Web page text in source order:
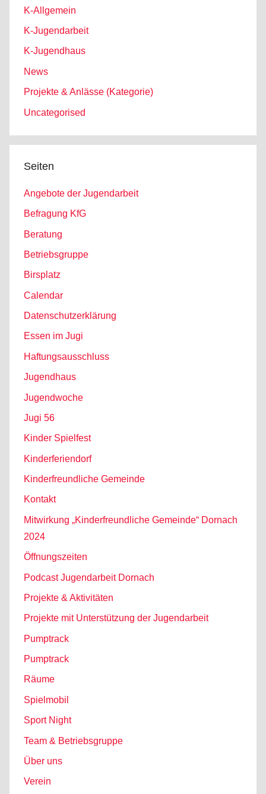
K-Allgemein
K-Jugendarbeit
K-Jugendhaus
News
Projekte & Anlässe (Kategorie)
Uncategorised
Seiten
Angebote der Jugendarbeit
Befragung KfG
Beratung
Betriebsgruppe
Birsplatz
Calendar
Datenschutzerklärung
Essen im Jugi
Haftungsausschluss
Jugendhaus
Jugendwoche
Jugi 56
Kinder Spielfest
Kinderferiendorf
Kinderfreundliche Gemeinde
Kontakt
Mitwirkung „Kinderfreundliche Gemeinde“ Dornach
2024
Öffnungszeiten
Podcast Jugendarbeit Dornach
Projekte & Aktivitäten
Projekte mit Unterstützung der Jugendarbeit
Pumptrack
Pumptrack
Räume
Spielmobil
Sport Night
Team & Betriebsgruppe
Über uns
Verein